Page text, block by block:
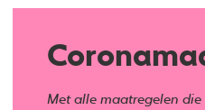
Met alle maatregelen